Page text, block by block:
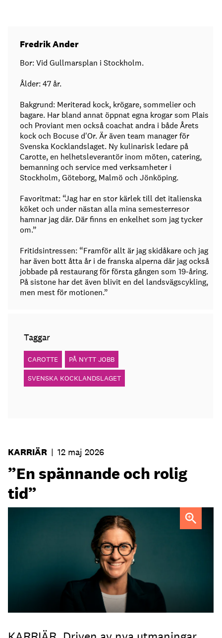
Fredrik Ander
Bor: Vid Gullmarsplan i Stockholm.
Ålder: 47 år.
Bakgrund: Meriterad kock, krögare, sommelier och
bagare. Har bland annat öppnat egna krogar som Plais
och Proviant men också coachat andra i både Årets
kock och Bocuse d'Or. Är även team manager för
Svenska Kocklandslaget. Ny kulinarisk ledare på
Carotte, en helhetsleverantör inom möten, catering,
bemanning och service med verksamheter i
Stockholm, Göteborg, Malmö och Jönköping.
Favoritmat: “Jag har en stor kärlek till det italienska
köket och under nästan alla mina semesterresor
hamnar jag där. Där finns en enkelhet som jag tycker
om.”
Fritidsintressen: “Framför allt är jag skidåkare och jag
har även bott åtta år i de franska alperna där jag också
jobbade på restaurang för första gången som 19-åring.
På sistone har det även blivit en del landsvägscykling,
men mest för motionen.”
Taggar
CAROTTE PÅ NYTT JOBB
SVENSKA KOCKLANDSLAGET
KARRIÄR | 12 maj 2026
”En spännande och rolig
tid”
FOTO: Johanna Fond